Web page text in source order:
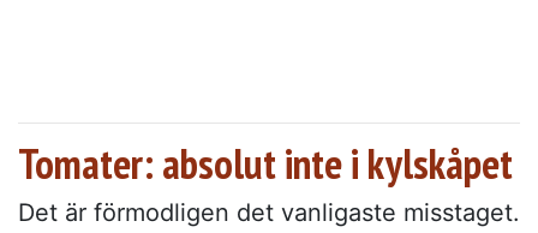
Tomater: absolut inte i kylskåpet
Det är förmodligen det vanligaste misstaget.